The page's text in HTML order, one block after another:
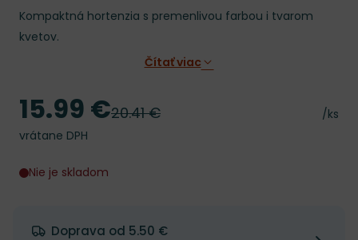
Kompaktná hortenzia s premenlivou farbou i tvarom
kvetov.
Čítať viac
Pôvodná cena
20.41 € Cena
/ks
Cena
15.99 €
vrátane DPH
Nie je skladom
Doprava od 5.50 €